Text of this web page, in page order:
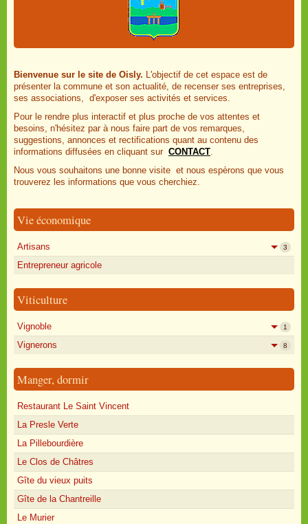
Bienvenue sur le site de Oisly. L'objectif de cet espace est de
présenter la commune et son actualité, de recenser ses entreprises,
ses associations, d'exposer ses activités et services.
Pour le rendre plus interactif et plus proche de vos attentes et
besoins, n'hésitez par à nous faire part de vos remarques,
suggestions, annonces et rectifications quant au contenu des
informations diffusées en cliquant sur CONTACT.
Nous vous souhaitons une bonne visite et nous espèrons que vous
trouverez les informations que vous cherchiez.
Vie économique
Artisans 3
Entrepreneur agricole
Viticulture
Vignoble 1
Vignerons 8
Manger, dormir
Restaurant Le Saint Vincent
La Presle Verte
La Pillebourdière
Le Clos de Châtres
Gîte du vieux puits
Gîte de la Chantreille
Le Murier